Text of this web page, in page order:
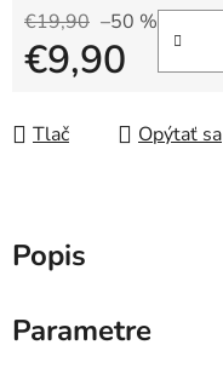
€19,90 –50 %
€9,90
Tlač Opýtať sa
Popis
Parametre